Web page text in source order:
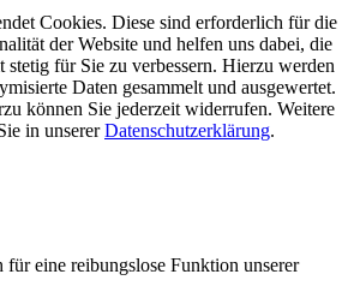
Cookies. Diese sind erforderlich für die
der Website und helfen uns dabei, die
für Sie zu verbessern. Hierzu werden
Daten gesammelt und ausgewertet.
können Sie jederzeit widerrufen. Weitere
in unsererDatenschutzerklärung.
für eine reibungslose Funktion unserer